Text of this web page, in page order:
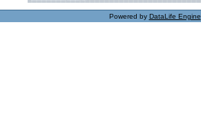
Powered by DataLife Engine